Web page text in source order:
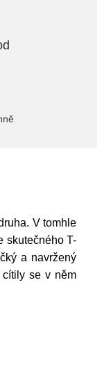
V tomhle
skutečného T-
a navržený
se v něm